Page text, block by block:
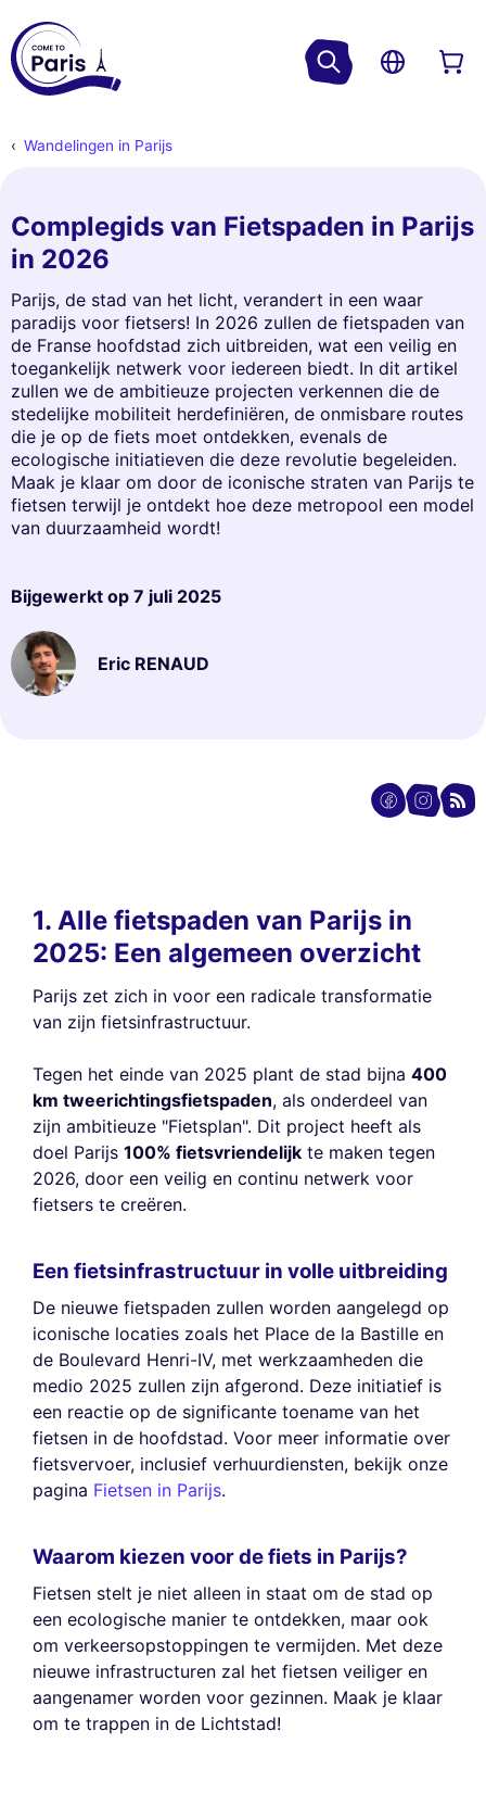
Wandelingen in Parijs
Complegids van Fietspaden in Parijs
in 2026
Parijs, de stad van het licht, verandert in een waar
paradijs voor fietsers! In 2026 zullen de fietspaden van
de Franse hoofdstad zich uitbreiden, wat een veilig en
toegankelijk netwerk voor iedereen biedt. In dit artikel
zullen we de ambitieuze projecten verkennen die de
stedelijke mobiliteit herdefiniëren, de onmisbare routes
die je op de fiets moet ontdekken, evenals de
ecologische initiatieven die deze revolutie begeleiden.
Maak je klaar om door de iconische straten van Parijs te
fietsen terwijl je ontdekt hoe deze metropool een model
van duurzaamheid wordt!
Bijgewerkt op 7 juli 2025
Eric RENAUD
1. Alle fietspaden van Parijs in
2025: Een algemeen overzicht
Parijs zet zich in voor een radicale transformatie
van zijn fietsinfrastructuur.
Tegen het einde van 2025 plant de stad bijna 400
km tweerichtingsfietspaden, als onderdeel van
zijn ambitieuze "Fietsplan". Dit project heeft als
doel Parijs 100% fietsvriendelijk te maken tegen
2026, door een veilig en continu netwerk voor
fietsers te creëren.
Een fietsinfrastructuur in volle uitbreiding
De nieuwe fietspaden zullen worden aangelegd op
iconische locaties zoals het Place de la Bastille en
de Boulevard Henri-IV, met werkzaamheden die
medio 2025 zullen zijn afgerond. Deze initiatief is
een reactie op de significante toename van het
fietsen in de hoofdstad. Voor meer informatie over
fietsvervoer, inclusief verhuurdiensten, bekijk onze
pagina Fietsen in Parijs.
Waarom kiezen voor de fiets in Parijs?
Fietsen stelt je niet alleen in staat om de stad op
een ecologische manier te ontdekken, maar ook
om verkeersopstoppingen te vermijden. Met deze
nieuwe infrastructuren zal het fietsen veiliger en
aangenamer worden voor gezinnen. Maak je klaar
om te trappen in de Lichtstad!